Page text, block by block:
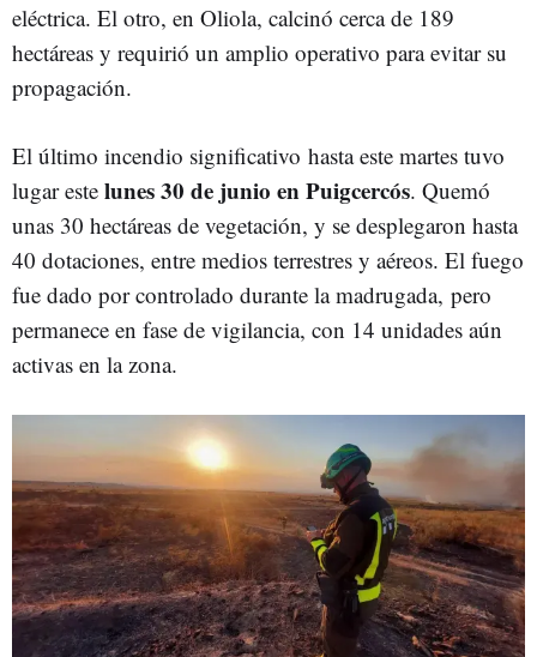
eléctrica. El otro, en Oliola, calcinó cerca de 189
hectáreas y requirió un amplio operativo para evitar su
propagación.
El último incendio significativo hasta este martes tuvo
lugar este lunes 30 de junio en Puigcercós. Quemó
unas 30 hectáreas de vegetación, y se desplegaron hasta
40 dotaciones, entre medios terrestres y aéreos. El fuego
fue dado por controlado durante la madrugada, pero
permanece en fase de vigilancia, con 14 unidades aún
activas en la zona.